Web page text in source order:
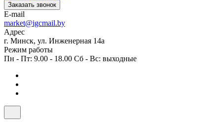
Заказать звонок
E-mail
market@igcmail.by
Адрес
г. Минск, ул. Инженерная 14а
Режим работы
Пн - Пт: 9.00 - 18.00 Сб - Вс: выходные